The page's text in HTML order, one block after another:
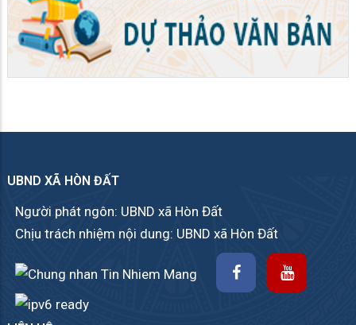
UBND XÃ HÒN ĐẤT
Người phát ngôn: UBND xã Hòn Đất
Chịu trách nhiệm nội dung: UBND xã Hòn Đất